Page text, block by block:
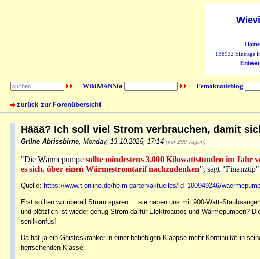
138932 Einträge
WikiMANNia Femokratieblog
zurück zur Forenübersicht
Häää? Ich soll viel Strom verbrauchen, damit
Grüne Abrissbirne Monday, 13.10.2025, 17:14 (vor 299 Tagen)
"Die Wärmepumpe sollte mindestens 3.000 Kilowattstunden im Jahr
es sich, über einen Wärmestromtarif nachzudenken", sagt
Quelle: https://www.t-online.de/heim-garten/aktuelles/id_100949246/
Erst sollten wir überall Strom sparen ... sie haben uns mit 900-Watt-
und plötzlich ist wieder genug Strom da für Elektroautos und Wärmepumpen?
senilkonfus!
Da hat ja ein Geisteskranker in einer beliebigen Klappse mehr Kontinuität in
herrschenden Klasse.